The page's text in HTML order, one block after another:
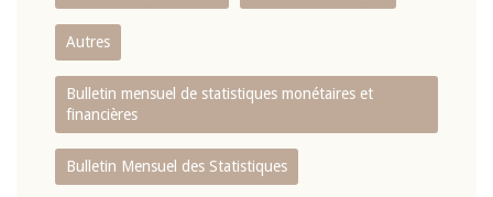
Autres
Bulletin mensuel de statistiques monétaires et
financières
Bulletin Mensuel des Statistiques